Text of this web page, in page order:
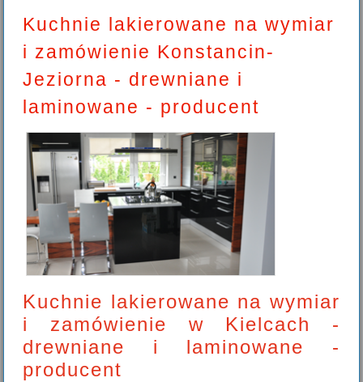
Kuchnie lakierowane na wymiar
i zamówienie Konstancin-
Jeziorna - drewniane i
laminowane - producent
Kuchnie lakierowane na wymiar
i zamówienie w Kielcach -
drewniane i laminowane -
producent